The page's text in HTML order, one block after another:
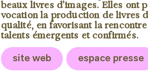
beaux livres d’images. Elles ont
vocation la production de livres
qualité, en favorisant la
talents émergents et confirmés.
site web espace presse